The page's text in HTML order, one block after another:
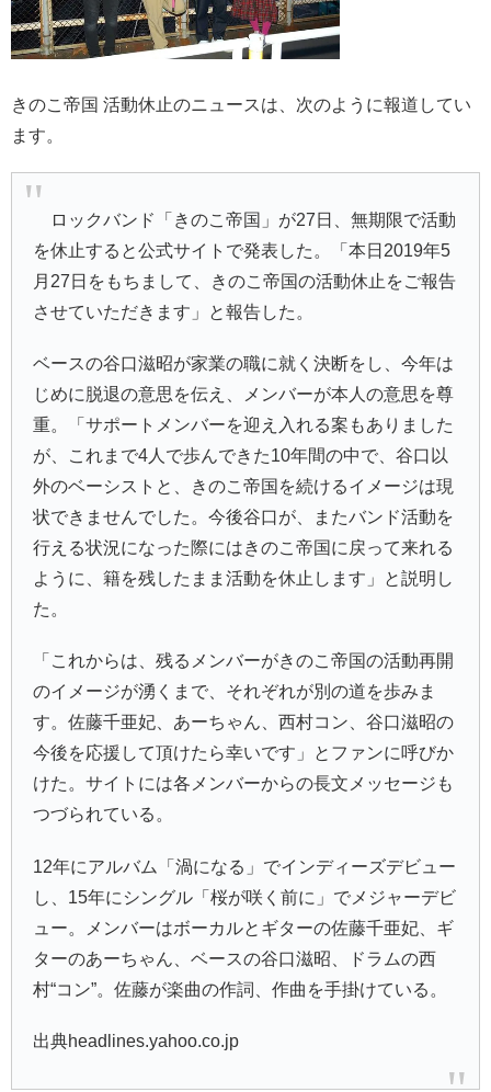
きのこ帝国 活動休止のニュースは、次のように報道してい
ます。
ロックバンド「 きのこ帝国 」が27日、無期限で活動
を休止すると公式サイトで発表した。「本日2019年5
月27日をもちまして、きのこ帝国の活動休止をご報告
させていただきます」と報告した。
ベースの谷口滋昭が家業の職に就く決断をし、今年は
じめに脱退の意思を伝え、メンバーが本人の意思を尊
重。「サポートメンバーを迎え入れる案もありました
が、これまで4人で歩んできた10年間の中で、谷口以
外のベーシストと、きのこ帝国を続けるイメージは現
状できませんでした。今後谷口が、またバンド活動を
行える状況になった際にはきのこ帝国に戻って来れる
ように、籍を残したまま活動を休止します」と説明し
た。
「これからは、残るメンバーがきのこ帝国の活動再開
のイメージが湧くまで、それぞれが別の道を歩みま
す。佐藤千亜妃、あーちゃん、西村コン、谷口滋昭の
今後を応援して頂けたら幸いです」とファンに呼びか
けた。サイトには各メンバーからの長文メッセージも
つづられている。
12年にアルバム「渦になる 」でインディーズデビュー
し、15年にシングル「桜が咲く前に 」でメジャーデビ
ュー。メンバーはボーカルとギターの佐藤千亜妃、ギ
ターのあーちゃん、ベースの谷口滋昭、ドラムの西
村“コン”。佐藤が楽曲の作詞、作曲を手掛けている。
出典headlines.yahoo.co.jp